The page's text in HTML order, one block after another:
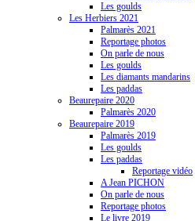
Les goulds
Les Herbiers 2021
Palmarès 2021
Reportage photos
On parle de nous
Les goulds
Les diamants mandarins
Les paddas
Beaurepaire 2020
Palmarès 2020
Beaurepaire 2019
Palmarès 2019
Les goulds
Les paddas
Reportage vidéo
A Jean PICHON
On parle de nous
Reportage photos
Le livre 2019